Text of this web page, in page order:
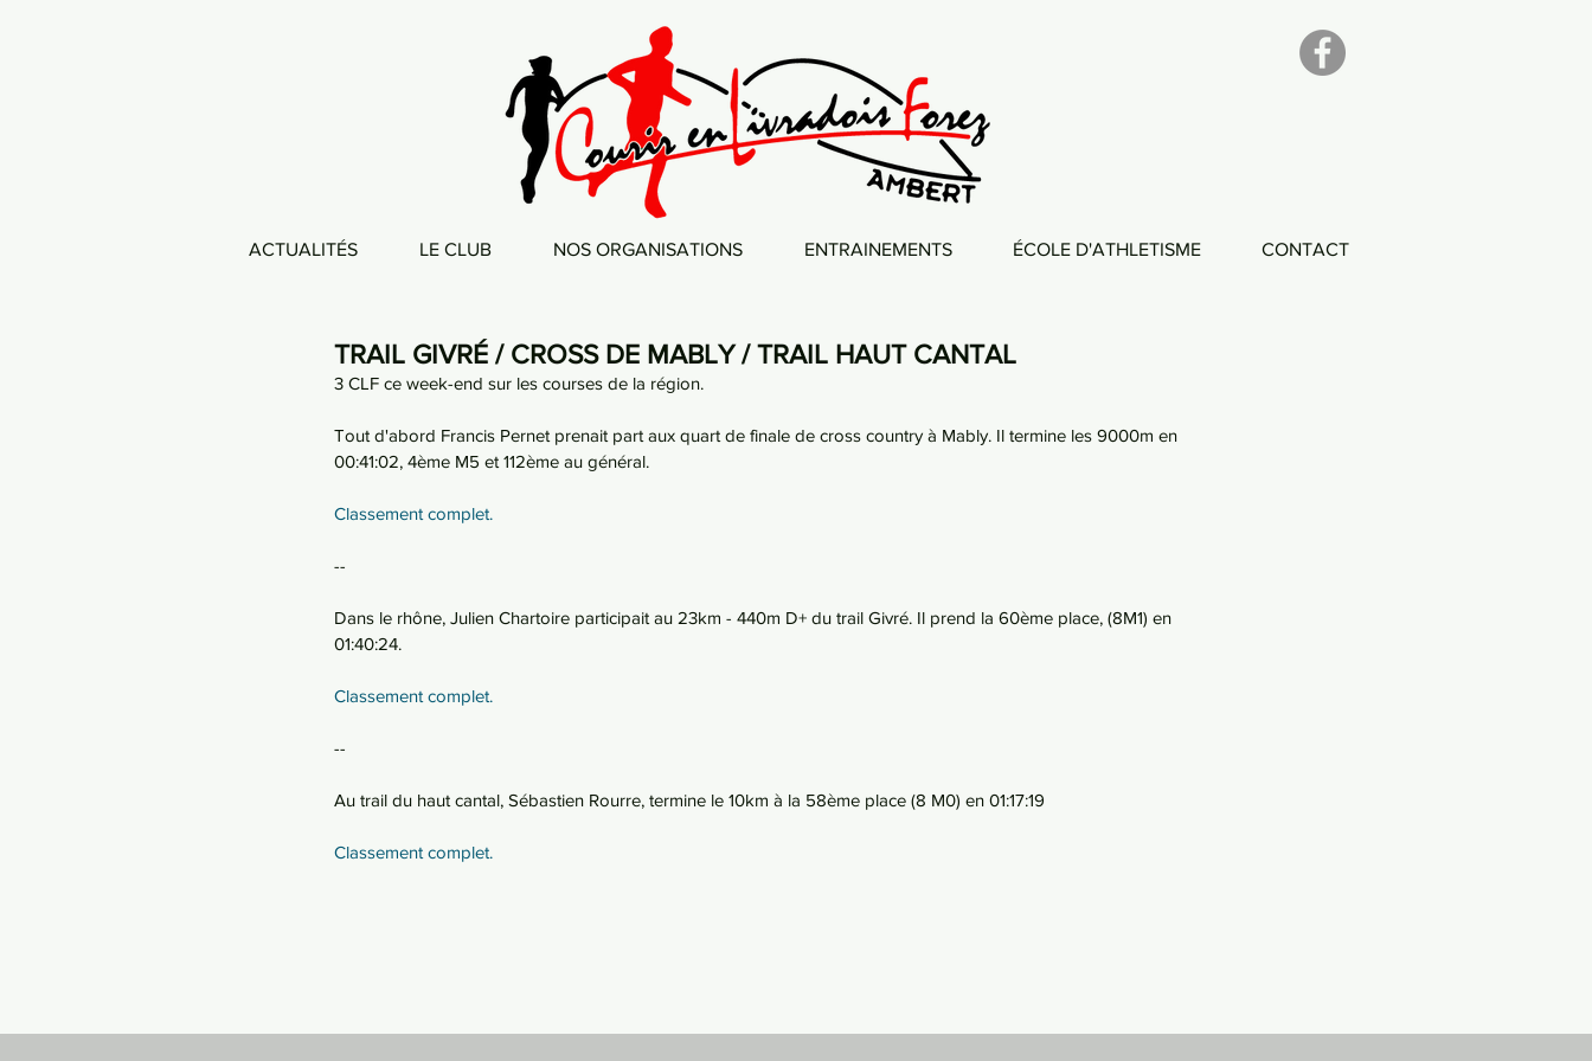
ACTUALITÉS LE CLUB NOS ORGANISATIONS ENTRAINEMENTS ÉCOLE D'ATHLETISME CONTACT
TRAIL GIVRÉ / CROSS DE MABLY / TRAIL HAUT CANTAL
3 CLF ce week-end sur les courses de la région.
Tout d'abord Francis Pernet prenait part aux quart de finale de cross country à Mably. Il termine les 9000m en
00:41:02, 4ème M5 et 112ème au général.
Classement complet.
--
Dans le rhône, Julien Chartoire participait au 23km - 440m D+ du trail Givré. Il prend la 60ème place, (8M1) en
01:40:24.
Classement complet.
--
Au trail du haut cantal, Sébastien Rourre, termine le 10km à la 58ème place (8 M0) en 01:17:19
Classement complet.